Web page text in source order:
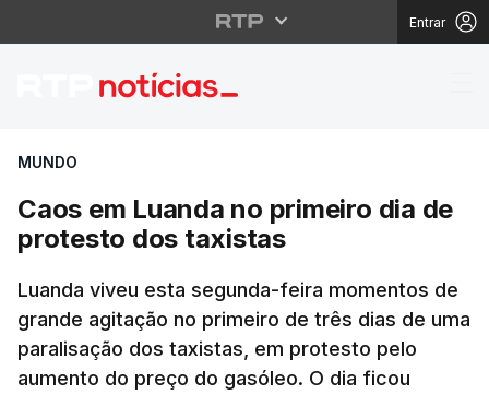
Entrar
Caos em Luanda no
MUNDO
Caos em Luanda no primeiro dia de
protesto dos taxistas
Luanda viveu esta segunda-feira momentos de
grande agitação no primeiro de três dias de uma
paralisação dos taxistas, em protesto pelo
aumento do preço do gasóleo. O dia ficou